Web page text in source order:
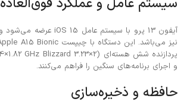
و اجرای برنامه‌های سنگین را فراهم می‌کنند.
حافظه و ذخیره‌سازی